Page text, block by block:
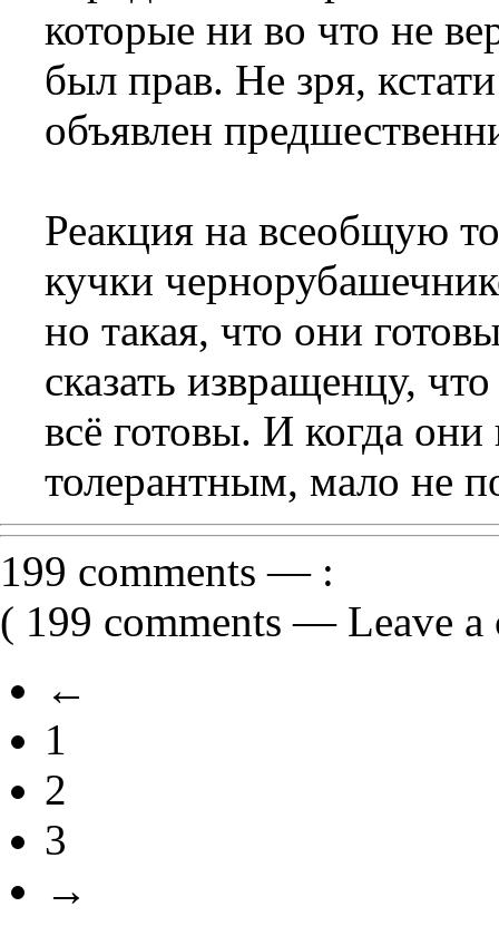
которые ни во что не
был прав. Не зря,
объявлен
Реакция на всеобщую
кучки
но такая, что они
сказать извращенцу,
всё готовы. И когда
толерантным, мало не
199 comments —:
( 199 comments — Leave a
←
1
2
3
→